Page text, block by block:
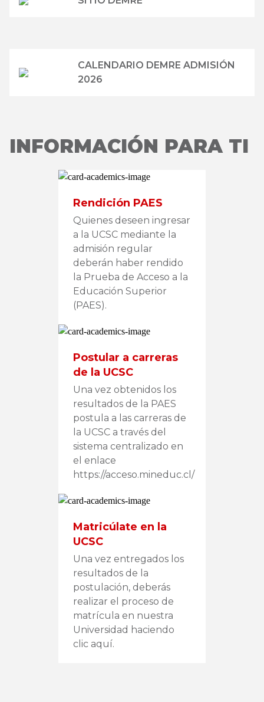
CALENDARIO DEMRE ADMISIÓN
2026
INFORMACIÓN PARA TI
Rendición PAES
Quienes deseen ingresar
a la UCSC mediante la
admisión regular
deberán haber rendido
la Prueba de Acceso a la
Educación Superior
(PAES).
Postular a carreras
de la UCSC
Una vez obtenidos los
resultados de la PAES
postula a las carreras de
la UCSC a través del
sistema centralizado en
el enlace
https://acceso.mineduc.cl/
Matricúlate en la
UCSC
Una vez entregados los
resultados de la
postulación, deberás
realizar el proceso de
matrícula en nuestra
Universidad haciendo
clic aquí.